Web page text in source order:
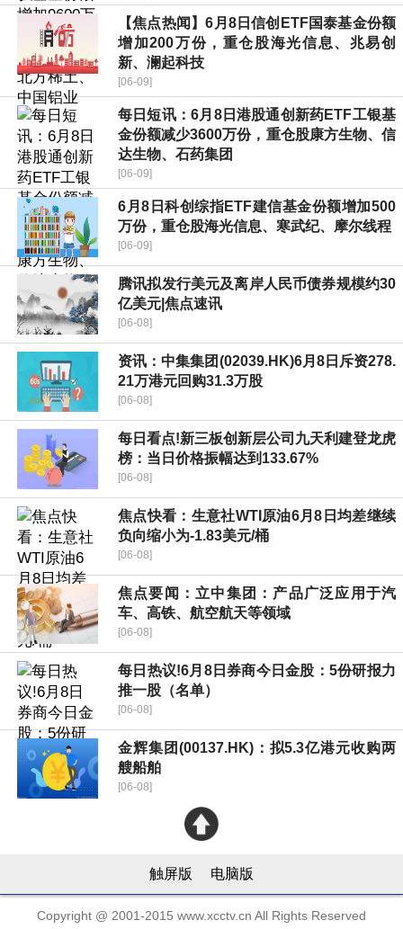
【焦点热闻】6月8日信创ETF国泰基金份额
增加200万份，重仓股海光信息、兆易创
新、澜起科技
[06-09]
每日短讯：6月8日港股通创新药ETF工银基
金份额减少3600万份，重仓股康方生物、信
达生物、石药集团
[06-09]
6月8日科创综指ETF建信基金份额增加500
万份，重仓股海光信息、寒武纪、摩尔线程
[06-09]
腾讯拟发行美元及离岸人民币债券规模约30
亿美元|焦点速讯
[06-08]
资讯：中集集团(02039.HK)6月8日斥资278.
21万港元回购31.3万股
[06-08]
每日看点!新三板创新层公司九天利建登龙虎
榜：当日价格振幅达到133.67%
[06-08]
焦点快看：生意社WTI原油6月8日均差继续
负向缩小为-1.83美元/桶
[06-08]
焦点要闻：立中集团：产品广泛应用于汽
车、高铁、航空航天等领域
[06-08]
每日热议!6月8日券商今日金股：5份研报力
推一股（名单）
[06-08]
金辉集团(00137.HK)：拟5.3亿港元收购两
艘船舶
[06-08]
触屏版 电脑版
Copyright @ 2001-2015 www.xcctv.cn All Rights Reserved